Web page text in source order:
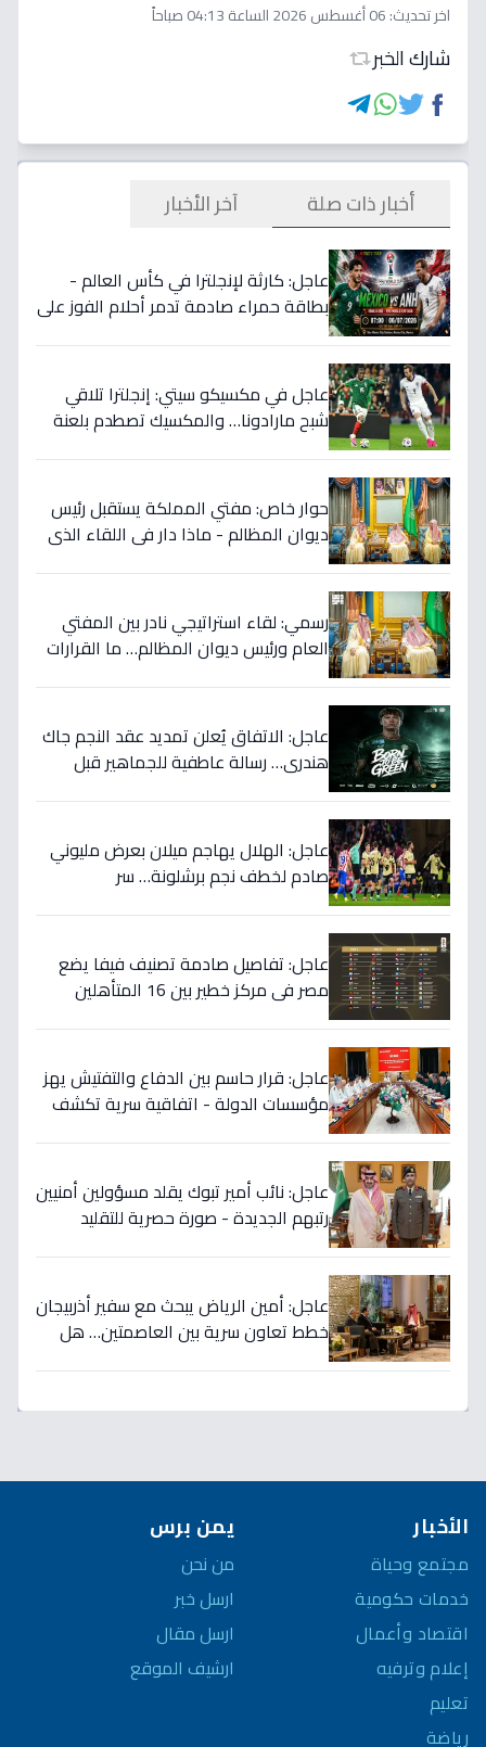
اخر تحديث:06 أغسطس 2026 الساعة 04:13 صباحاً
شارك الخبر
أخبار ذات صلة آخر الأخبار
عاجل: كارثة لإنجلترا في كأس العالم -
بطاقة حمراء صادمة تدمر أحلام الفوز على
عاجل في مكسيكو سيتي: إنجلترا تلاقي
شبح مارادونا… والمكسيك تصطدم بلعنة
حوار خاص: مفتي المملكة يستقبل رئيس
ديوان المظالم - ماذا دار في اللقاء الذي
رسمي: لقاء استراتيجي نادر بين المفتي
العام ورئيس ديوان المظالم… ما القرارات
عاجل: الاتفاق يُعلن تمديد عقد النجم جاك
هندري… رسالة عاطفية للجماهير قبل
عاجل: الهلال يهاجم ميلان بعرض مليوني
صادم لخطف نجم برشلونة… سر
عاجل: تفاصيل صادمة تصنيف فيفا يضع
مصر في مركز خطير بين 16 المتأهلين
عاجل: قرار حاسم بين الدفاع والتفتيش يهز
مؤسسات الدولة - اتفاقية سرية تكشف
عاجل: نائب أمير تبوك يقلد مسؤولين أمنيين
رتبهم الجديدة - صورة حصرية للتقليد
عاجل: أمين الرياض يبحث مع سفير أذربيجان
خطط تعاون سرية بين العاصمتين… هل
الأخبار
مجتمع وحياة
خدمات حكومية
اقتصاد وأعمال
إعلام وترفيه
تعليم
رياضة
يمن برس
من نحن
ارسل خبر
ارسل مقال
ارشيف الموقع